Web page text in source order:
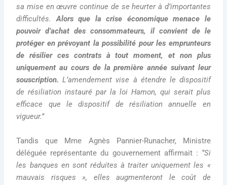
sa mise en œuvre continue de se heurter à d’importantes
difficultés.Alors que la crise économique menace le
pouvoir d’achat des consommateurs, il convient de le
protéger en prévoyant la possibilité pour les emprunteurs
de résilier ces contrats à tout moment, et non plus
uniquement au cours de la première année suivant leur
souscription. L’amendement vise à étendre le dispositif
de résiliation instauré par la loi Hamon, qui serait plus
efficace que le dispositif de résiliation annuelle en
vigueur.’’
Tandis que Mme Agnès Pannier-Runacher, Ministre
déléguée représentante du gouvernement affirmait : ‘’Si
les banques en sont réduites à traiter uniquement les «
mauvais risques », elles augmenteront le coût de